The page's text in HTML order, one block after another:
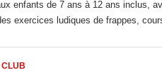
enfants de 7 ans à 12 ans inclus,
exercices ludiques de frappes,
CLUB